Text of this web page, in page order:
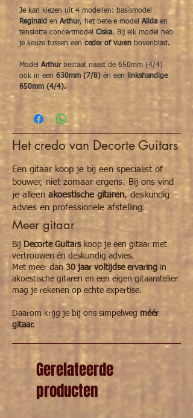
Je kan kiezen uit 4 modellen: basismodel
Reginald en Arthur, het betere model Alida en
tenslotte concertmodel Ciska. Bij elk model heb
je keuze tussen een ceder of vuren bovenblad.
Model Arthurbestaat naast de 650mm (4/4)
ook in een 630mm (7/8) én een linkshandige
650mm (4/4).
Het credo van Decorte Guitars
Een gitaar koop je bij een specialist of
bouwer, niet zomaar ergens. Bij ons vind
je alleen akoestische gitaren, deskundig
advies en professionele afstelling.
Meer gitaar
Bij Decorte Guitarskoop je een gitaar met
vertrouwen én deskundig advies.
Met meer dan30 jaar voltijdse ervaring in
akoestische gitaren en een eigen gitaaratelier
mag je rekenen op echte expertise.
Daarom krijg je bij ons simpelweg méér
gitaar.
Gerelateerde
producten